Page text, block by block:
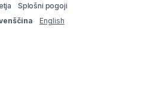
Splošni pogoji
English